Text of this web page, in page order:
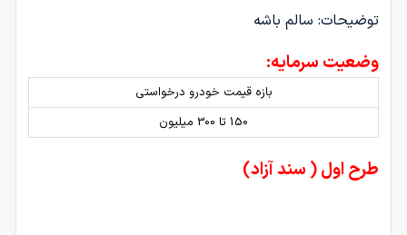
توضیحات: سالم باشه
وضعیت سرمایه:
بازه قیمت خودرو درخواستی
150 تا 300 میلیون
طرح اول ( سند آزاد)